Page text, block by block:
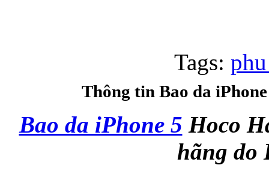
Bao da samsung
Tags:
Thông tin Bao da
Bao da iPhone 5 Hoco
hãng do